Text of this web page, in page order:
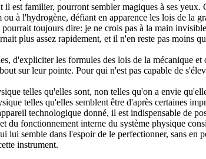
est familier, pourront sembler magiques à ses
à l'hydrogène, défiant en apparence les lois de la
toujours dire: je ne crois pas à la main
plus assez rapidement, et il n'en reste pas moins
d'expliciter les formules des lois de la mécanique
sur leur pointe. Pour qui n'est pas capable de
telles qu'elles sont, non telles qu'on a envie
telles qu'elles semblent être d'après certaines
technologique donné, il est indispensable de
du fonctionnement interne du système physique
semble dans l'espoir de le perfectionner, sans en
instrument.